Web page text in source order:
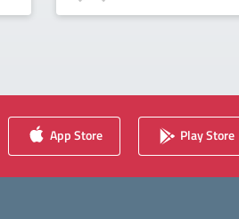
App Store Play Store